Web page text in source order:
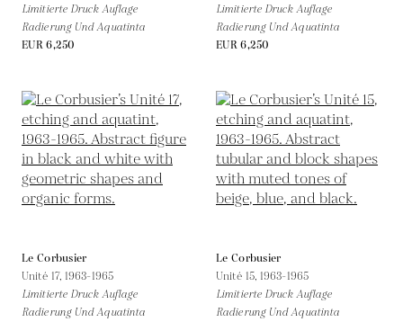
Limitierte Druck Auflage
Radierung Und Aquatinta
EUR 6,250
Limitierte Druck Auflage
Radierung Und Aquatinta
EUR 6,250
Le Corbusier
Unité 17, 1963-1965
Limitierte Druck Auflage
Radierung Und Aquatinta
Le Corbusier
Unité 15, 1963-1965
Limitierte Druck Auflage
Radierung Und Aquatinta